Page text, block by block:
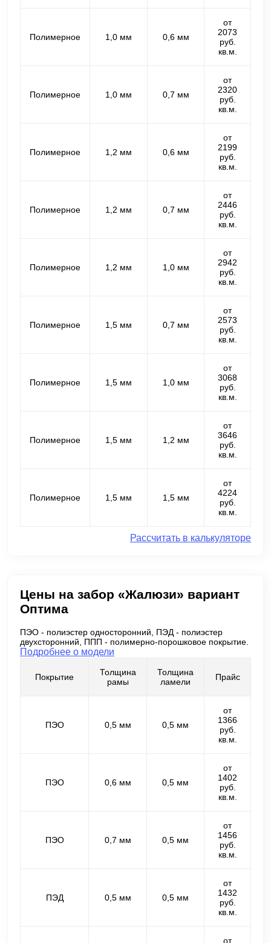
Полимерное 1,0 мм 0,6 мм
от
2073
руб.
кв.м.
Полимерное 1,0 мм 0,7 мм
от
2320
руб.
кв.м.
Полимерное 1,2 мм 0,6 мм
от
2199
руб.
кв.м.
Полимерное 1,2 мм 0,7 мм
от
2446
руб.
кв.м.
Полимерное 1,2 мм 1,0 мм
от
2942
руб.
кв.м.
Полимерное 1,5 мм 0,7 мм
от
2573
руб.
кв.м.
Полимерное 1,5 мм 1,0 мм
от
3068
руб.
кв.м.
Полимерное 1,5 мм 1,2 мм
от
3646
руб.
кв.м.
Полимерное 1,5 мм 1,5 мм
от
4224
руб.
кв.м.
Рассчитать в калькуляторе
Цены на забор «Жалюзи» вариант
Оптима
ПЭО - полиэстер односторонний, ПЭД - полиэстер
двухсторонний, ППП - полимерно-порошковое покрытие.
Подробнее о модели
Покрытие
Толщина
рамы
Толщина
ламели
Прайс
ПЭО 0,5 мм 0,5 мм
от
1366
руб.
кв.м.
ПЭО 0,6 мм 0,5 мм
от
1402
руб.
кв.м.
ПЭО 0,7 мм 0,5 мм
от
1456
руб.
кв.м.
ПЭД 0,5 мм 0,5 мм
от
1432
руб.
кв.м.
от